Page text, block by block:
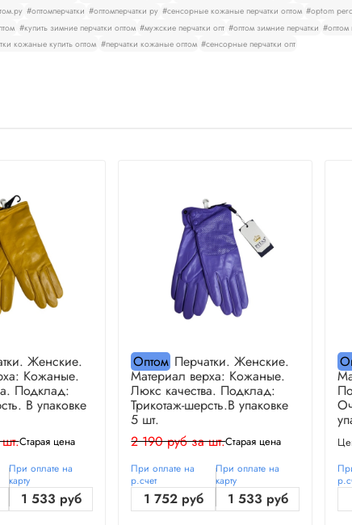
#оптомперчатки #оптомперчатки ру #сенсорные кожаные перчатки оптом #optom
#купить зимние перчатки оптом #мужские перчатки опт #оптом зимние перчатки #оптом
кожаные купить оптом #перчатки кожаные оптом #сенсорные перчатки опт
Женские.
Кожаные.
Подклад:
В упаковке
Старая цена
При оплате на
карту
1 533 руб
Оптом Перчатки. Женские.
Материал верха: Кожаные.
Люкс качества. Подклад:
Трикотаж-шерсть.В упаковке
5 шт.
2 190 руб за шт.Старая цена
При оплате на
р.счет
1 752 руб
При оплате на
карту
1 533 руб